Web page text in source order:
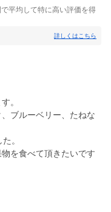
平均して特に高い評価を得
詳しくはこちら
。
ブルーベリー、たねな
。
を食べて頂きたいです